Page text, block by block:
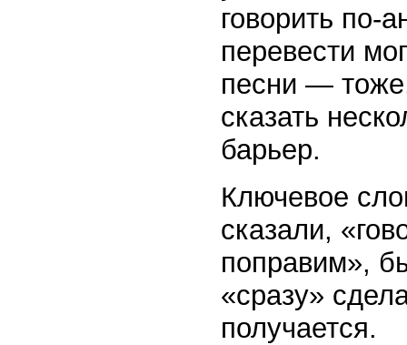
говорить по-
перевести
песни —
сказать
барьер.
Ключевое
сказали,
поправим»,
«сразу»
получается.